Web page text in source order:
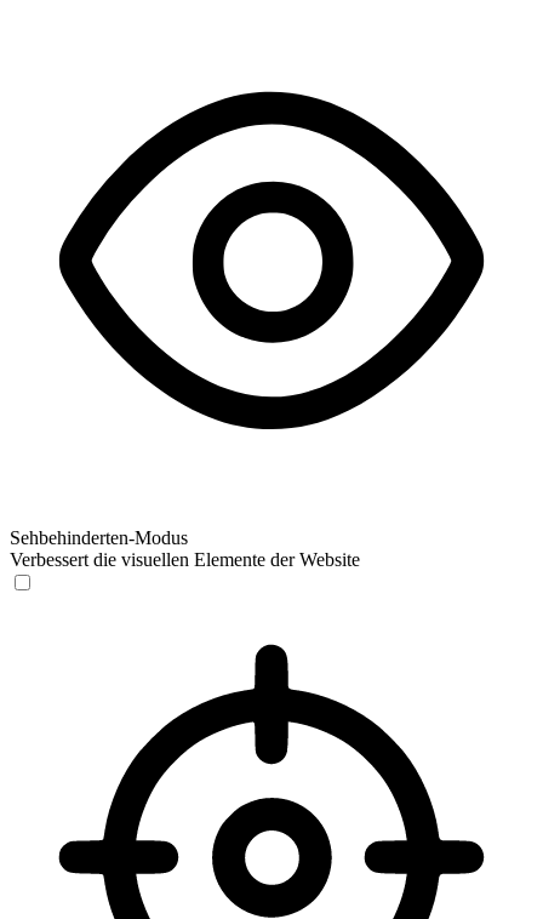
Sehbehinderten-Modus
Verbessert die visuellen Elemente der Website